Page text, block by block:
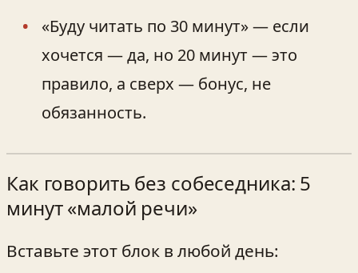
«Буду читать по 30 минут» — если
хочется — да, но 20 минут — это
правило, а сверх — бонус, не
обязанность.
Как говорить без собеседника: 5
минут «малой речи»
Вставьте этот блок в любой день: